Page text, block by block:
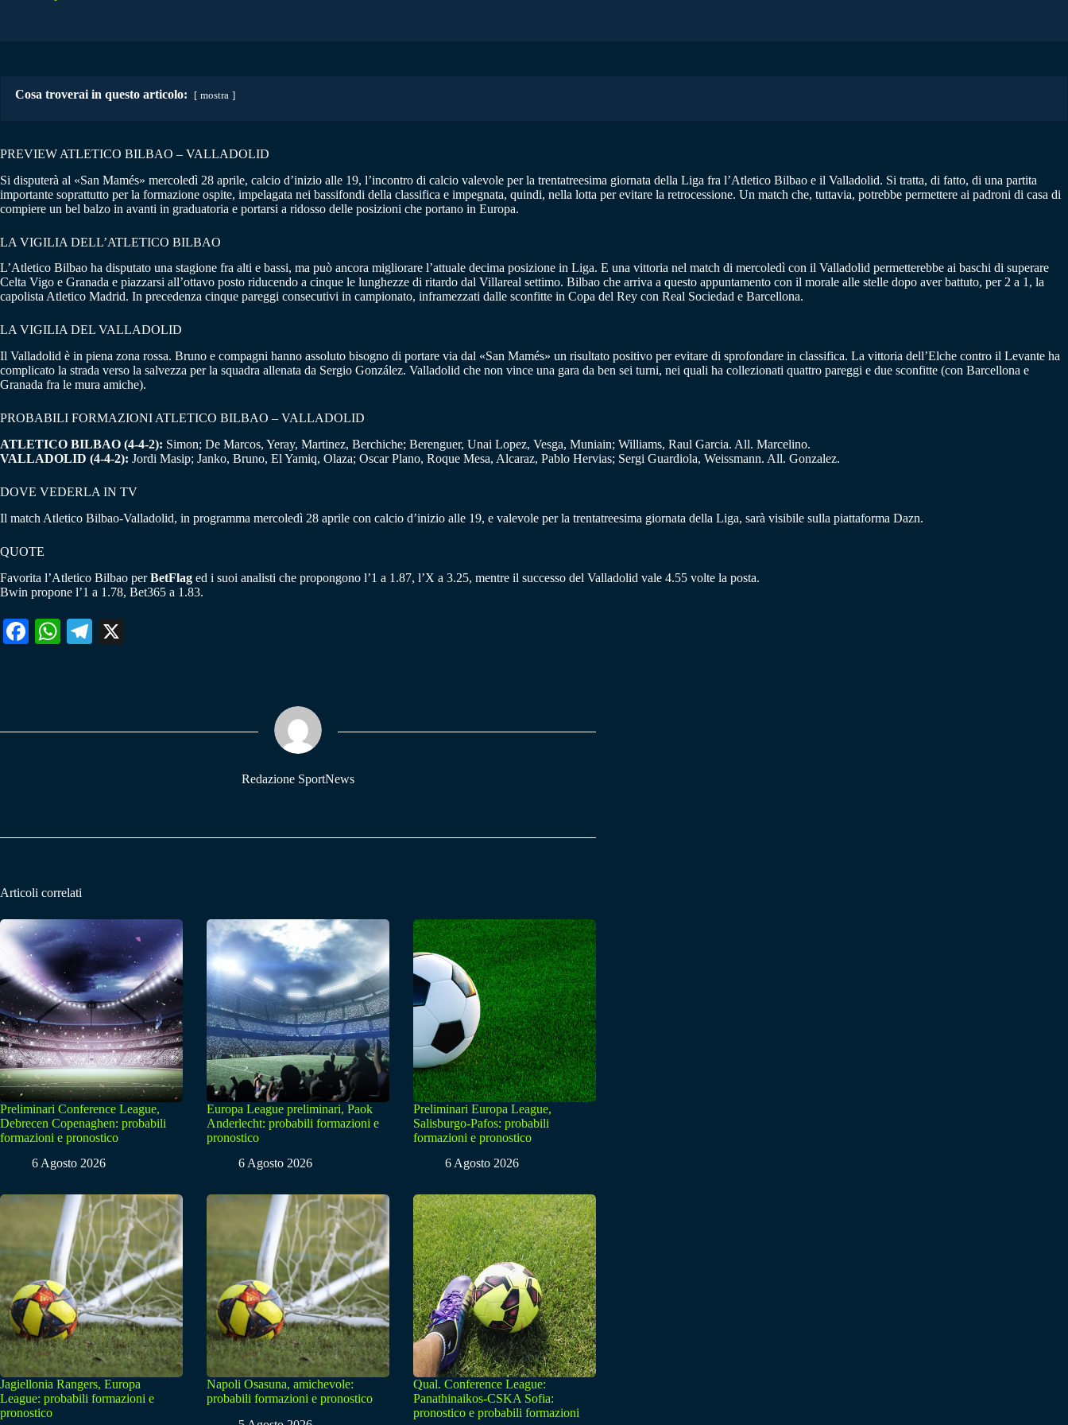
Cosa troverai in questo articolo: mostra
PREVIEW ATLETICO BILBAO – VALLADOLID
Si disputerà al «San Mamés» mercoledì 28 aprile, calcio d’inizio alle 19, l’incontro di calcio valevole per la trentatreesima giornata della Liga fra l’Atletico Bilbao e il Valladolid. Si tratta, di fatto, di una partita
importante soprattutto per la formazione ospite, impelagata nei bassifondi della classifica e impegnata, quindi, nella lotta per evitare la retrocessione. Un match che, tuttavia, potrebbe permettere ai padroni di casa di
compiere un bel balzo in avanti in graduatoria e portarsi a ridosso delle posizioni che portano in Europa.
LA VIGILIA DELL’ATLETICO BILBAO
L’Atletico Bilbao ha disputato una stagione fra alti e bassi, ma può ancora migliorare l’attuale decima posizione in Liga. E una vittoria nel match di mercoledì con il Valladolid permetterebbe ai baschi di superare
Celta Vigo e Granada e piazzarsi all’ottavo posto riducendo a cinque le lunghezze di ritardo dal Villareal settimo. Bilbao che arriva a questo appuntamento con il morale alle stelle dopo aver battuto, per 2 a 1, la
capolista Atletico Madrid. In precedenza cinque pareggi consecutivi in campionato, inframezzati dalle sconfitte in Copa del Rey con Real Sociedad e Barcellona.
LA VIGILIA DEL VALLADOLID
Il Valladolid è in piena zona rossa. Bruno e compagni hanno assoluto bisogno di portare via dal «San Mamés» un risultato positivo per evitare di sprofondare in classifica. La vittoria dell’Elche contro il Levante ha
complicato la strada verso la salvezza per la squadra allenata da Sergio González. Valladolid che non vince una gara da ben sei turni, nei quali ha collezionati quattro pareggi e due sconfitte (con Barcellona e
Granada fra le mura amiche).
PROBABILI FORMAZIONI ATLETICO BILBAO – VALLADOLID
ATLETICO BILBAO (4-4-2): Simon; De Marcos, Yeray, Martinez, Berchiche; Berenguer, Unai Lopez, Vesga, Muniain; Williams, Raul Garcia. All. Marcelino.
VALLADOLID (4-4-2): Jordi Masip; Janko, Bruno, El Yamiq, Olaza; Oscar Plano, Roque Mesa, Alcaraz, Pablo Hervias; Sergi Guardiola, Weissmann. All. Gonzalez.
DOVE VEDERLA IN TV
Il match Atletico Bilbao-Valladolid, in programma mercoledì 28 aprile con calcio d’inizio alle 19, e valevole per la trentatreesima giornata della Liga, sarà visibile sulla piattaforma Dazn.
QUOTE
Favorita l’Atletico Bilbao perBetFlag ed i suoi analisti che propongono l’1 a 1.87, l’X a 3.25, mentre il successo del Valladolid vale 4.55 volte la posta.
Bwin propone l’1 a 1.78, Bet365 a 1.83.
Fa W
pp
Te
m
Redazione SportNews
Articoli correlati
Preliminari Conference League,
Debrecen Copenaghen: probabili
formazioni e pronostico
6 Agosto 2026
Europa League preliminari, Paok
Anderlecht: probabili formazioni e
pronostico
6 Agosto 2026
Preliminari Europa League,
Salisburgo-Pafos: probabili
formazioni e pronostico
6 Agosto 2026
Jagiellonia Rangers, Europa
League: probabili formazioni e
pronostico
Napoli Osasuna, amichevole:
probabili formazioni e pronostico
Qual. Conference League:
Panathinaikos-CSKA Sofia:
pronostico e probabili formazioni